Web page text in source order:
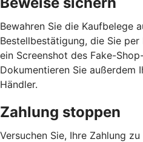
Bewahren Sie die Kaufbelege
Bestellbestätigung, die Sie
ein Screenshot des Fake-
Dokumentieren Sie außerdem
Händler.
Zahlung stoppen
Versuchen Sie, Ihre Zahlung